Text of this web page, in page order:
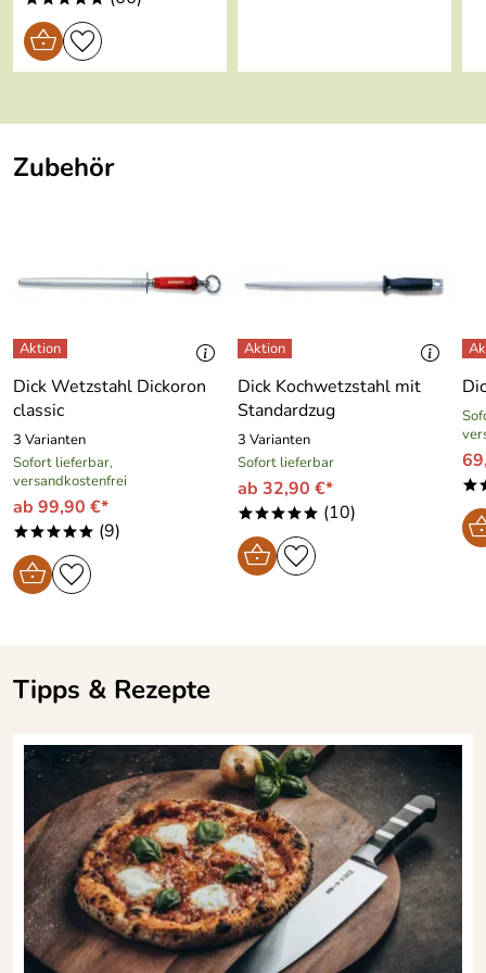
roland
*****
Verifizierte Bewertung
Bodo
Kaufdatum: 27.01.2015
Bewertungsdatum: 11.02.2015
Zubehör
Dick Wetzstahl Dickoron
classic
3 Varianten
Sofort lieferbar,
versandkostenfrei
ab 99,90 €*
***** (9)
Dick Kochwetzstahl mit
Standardzug
3 Varianten
Sofort lieferbar
ab 32,90 €*
***** (10)
Tipps & Rezepte